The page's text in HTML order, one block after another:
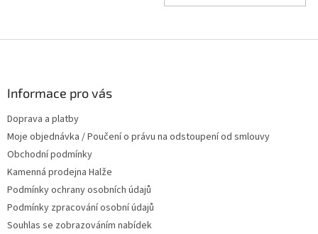
Informace pro vás
Doprava a platby
Moje objednávka / Poučení o právu na odstoupení od smlouvy
Obchodní podmínky
Kamenná prodejna Halže
Podmínky ochrany osobních údajů
Podmínky zpracování osobní údajů
Souhlas se zobrazováním nabídek